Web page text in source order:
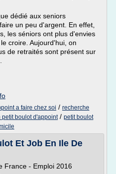
dédié aux seniors
un peu d'argent. En effet,
les séniors ont plus d'envies
croire. Aujourd'hui, on
de retraités sont présent sur
a faire chez soi / recherche
petit boulot d'appoint/ petit boulot
Et Job En Ile De
France - Emploi 2016